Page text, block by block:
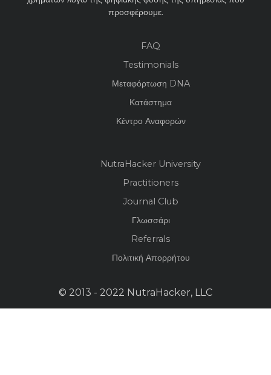
προσφέρουμε.
FAQ
Testimonials
Μεταφόρτωση DNA
Κατάστημα
Κέντρο Αναφορών
NutraHacker University
Practitioners
Journal Club
Γλωσσάρι
Referrals
Πολιτική Απορρήτου
© 2013 - 2022 NutraHacker, LLC